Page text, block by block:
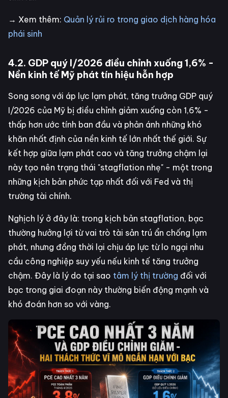
→ Xem thêm: Quản lý rủi ro trong giao dịch hàng hóa
phái sinh
4.2. GDP quý I/2026 điều chỉnh xuống 1,6% -
Nền kinh tế Mỹ phát tín hiệu hỗn hợp
Song song với áp lực lạm phát, tăng trưởng GDP quý
I/2026 của Mỹ bị điều chỉnh giảm xuống còn 1,6% -
thấp hơn ước tính ban đầu và phản ánh những khó
khăn nhất định của nền kinh tế lớn nhất thế giới. Sự
kết hợp giữa lạm phát cao và tăng trưởng chậm lại
này tạo nên trạng thái "stagflation nhẹ" - một trong
những kịch bản phức tạp nhất đối với Fed và thị
trường tài chính.
Nghịch lý ở đây là: trong kịch bản stagflation, bạc
thường hưởng lợi từ vai trò tài sản trú ẩn chống lạm
phát, nhưng đồng thời lại chịu áp lực từ lo ngại nhu
cầu công nghiệp suy yếu nếu kinh tế tăng trưởng
chậm. Đây là lý do tại sao tâm lý thị trường đối với
bạc trong giai đoạn này thường biến động mạnh và
khó đoán hơn so với vàng.